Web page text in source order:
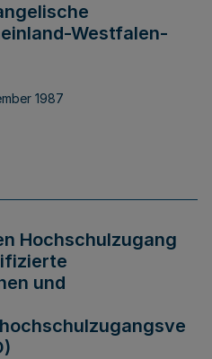
Westfalen-
1987
Hochschulzugang
und